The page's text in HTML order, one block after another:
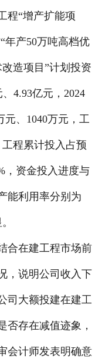
“增产扩能项
年产50万吨高档优
造项目”计划投资
4.93亿元，2024
元、1040万元，工
程累计投入占预
，资金投入进度与
能利用率分别为
在建工程市场前
，说明公司收入下
司大额投建在建工
否存在减值迹象，
会计师发表明确意